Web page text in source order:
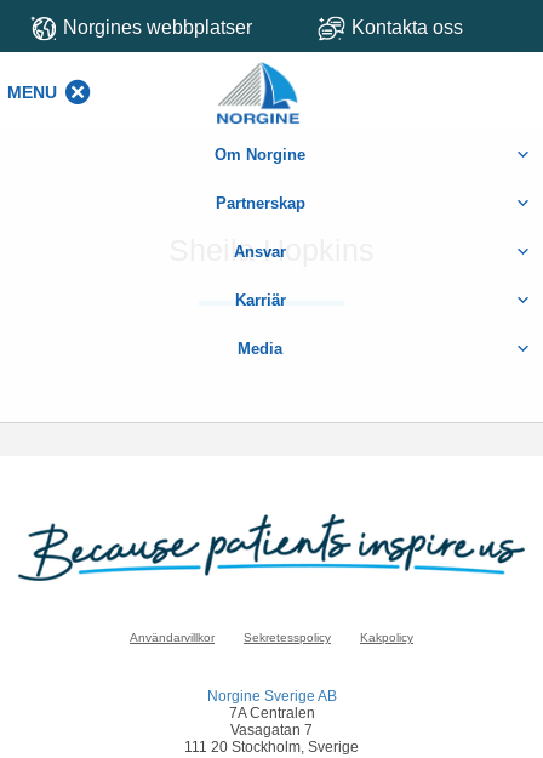
Norgines webbplatser Kontakta oss
MENU
Om Norgine
Partnerskap
Ansvar
Karriär
Media
Sheila Hopkins
Användarvillkor Sekretesspolicy Kakpolicy
Norgine Sverige AB
7A Centralen
Vasagatan 7
111 20 Stockholm, Sverige